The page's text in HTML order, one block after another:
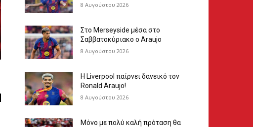
8 Αυγούστου 2026
Στο Merseyside μέσα στο
Σαββατοκύριακο ο Araujo
8 Αυγούστου 2026
Η Liverpool παίρνει δανεικό τον
Ronald Araujo!
8 Αυγούστου 2026
Μόνο με πολύ καλή πρόταση θα